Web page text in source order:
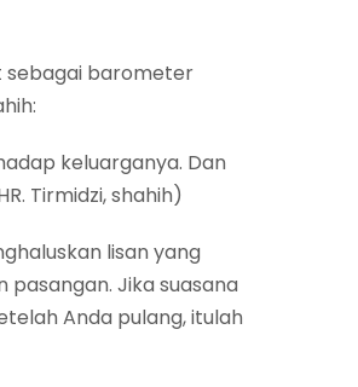
sebagai barometer
keluarganya. Dan
Tirmidzi, shahih)
lisan yang
Jika suasana
Anda pulang, itulah